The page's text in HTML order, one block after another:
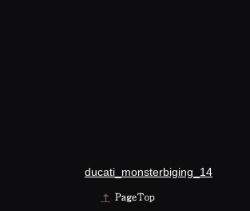
ducati_monsterbiging_14